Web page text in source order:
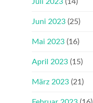
Juli 2023 (14)
Juni 2023 (25)
Mai 2023 (16)
April 2023 (15)
März 2023 (21)